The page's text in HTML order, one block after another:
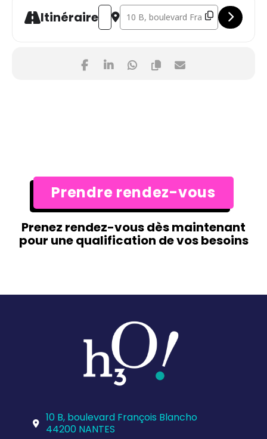
ItinéraireAddress - La Relation Technicien
Destination Address - La Relation
Prendre rendez-vous
Prenez rendez-vous dès maintenant
pour une qualification de vos besoins
10 B, boulevard François Blancho
44200 NANTES